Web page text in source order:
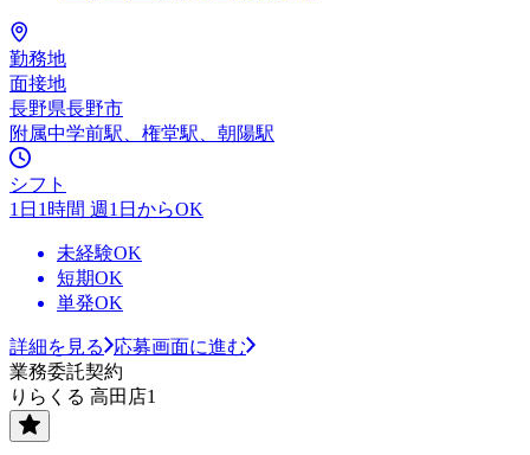
勤務地
面接地
長野県長野市
附属中学前駅、権堂駅、朝陽駅
シフト
1日1時間 週1日からOK
未経験OK
短期OK
単発OK
詳細を見る
応募画面に進む
業務委託契約
りらくる 高田店1